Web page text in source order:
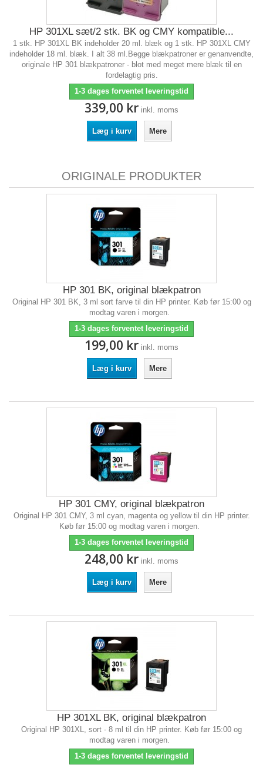
HP 301XL sæt/2 stk. BK og CMY kompatible...
1 stk. HP 301XL BK indeholder 20 ml. blæk og 1 stk. HP 301XL CMY
indeholder 18 ml. blæk. I alt 38 ml.Begge blækpatroner er genanvendte,
originale HP 301 blækpatroner - blot med meget mere blæk til en
fordelagtig pris.
1-3 dages forventet leveringstid
339,00 kr inkl. moms
Læg i kurv Mere
ORIGINALE PRODUKTER
HP 301 BK, original blækpatron
Original HP 301 BK, 3 ml sort farve til din HP printer. Køb før 15:00 og
modtag varen i morgen.
1-3 dages forventet leveringstid
199,00 kr inkl. moms
Læg i kurv Mere
HP 301 CMY, original blækpatron
Original HP 301 CMY, 3 ml cyan, magenta og yellow til din HP printer.
Køb før 15:00 og modtag varen i morgen.
1-3 dages forventet leveringstid
248,00 kr inkl. moms
Læg i kurv Mere
HP 301XL BK, original blækpatron
Original HP 301XL, sort - 8 ml til din HP printer. Køb før 15:00 og
modtag varen i morgen.
1-3 dages forventet leveringstid